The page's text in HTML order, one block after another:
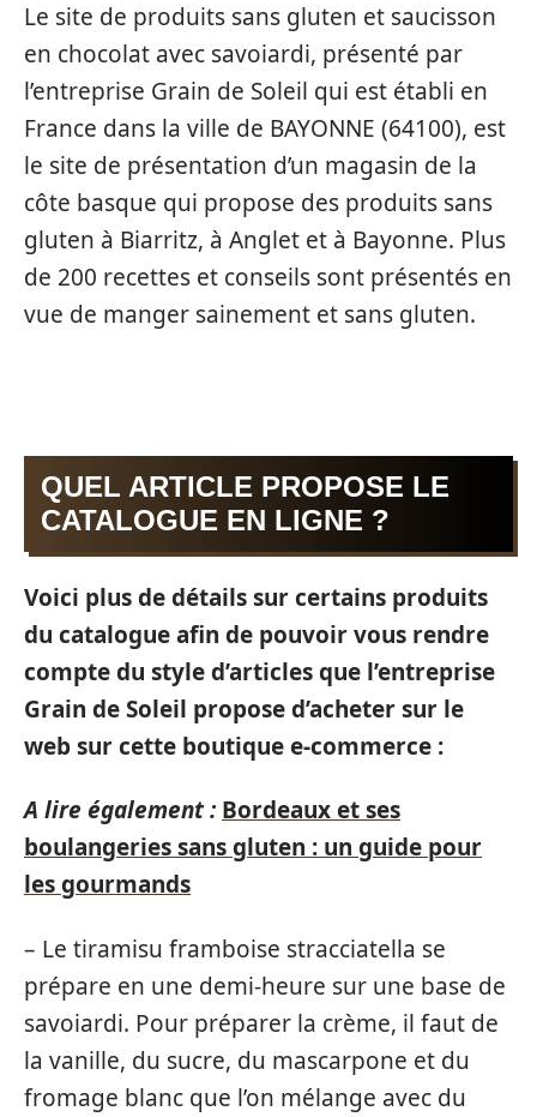
Le site de produits sans gluten et saucisson
en chocolat avec savoiardi, présenté par
l’entreprise Grain de Soleil qui est établi en
France dans la ville de BAYONNE (64100), est
le site de présentation d’un magasin de la
côte basque qui propose des produits sans
gluten à Biarritz, à Anglet et à Bayonne. Plus
de 200 recettes et conseils sont présentés en
vue de manger sainement et sans gluten.
QUEL ARTICLE PROPOSE LE
CATALOGUE EN LIGNE ?
Voici plus de détails sur certains produits
du catalogue afin de pouvoir vous rendre
compte du style d’articles que l’entreprise
Grain de Soleil propose d’acheter sur le
web sur cette boutique e-commerce :
A lire également : Bordeaux et ses
boulangeries sans gluten : un guide pour
les gourmands
– Le tiramisu framboise stracciatella se
prépare en une demi-heure sur une base de
savoiardi. Pour préparer la crème, il faut de
la vanille, du sucre, du mascarpone et du
fromage blanc que l’on mélange avec du